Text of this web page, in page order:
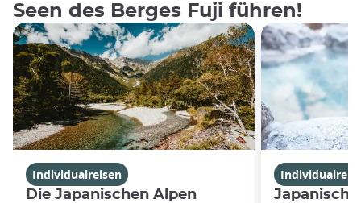
Seen des Berges Fuji führen!
Individualreisen
Die Japanischen Alpen